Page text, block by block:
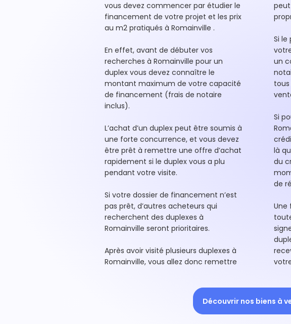
vous devez commencer par étudier le
financement de votre projet et les prix
au m2 pratiqués à Romainville .
En effet, avant de débuter vos
recherches à Romainville pour un
duplex vous devez connaître le
montant maximum de votre capacité
de financement (frais de notaire
inclus).
L’achat d’un duplex peut être soumis à
une forte concurrence, et vous devez
être prêt à remettre une offre d’achat
rapidement si le duplex vous a plu
pendant votre visite.
Si votre dossier de financement n’est
pas prêt, d’autres acheteurs qui
recherchent des duplexes à
Romainville seront prioritaires.
Après avoir visité plusieurs duplexes à
Romainville, vous allez donc remettre
Si
un
Si
là
du
de
Une
Découvrir nos biens à